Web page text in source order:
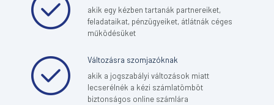
akik egy kézben tartanák partnereiket,
feladataikat, pénzügyeiket, átlátnák céges
működésüket
Változásra szomjazóknak
akik a jogszabályi változások miatt
lecserélnék a kézi számlatömböt
biztonságos online számlára